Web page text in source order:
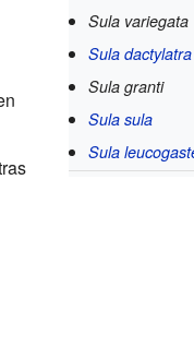
Sula variegata
Sula dactylatra
Sula granti
Sula sula
Sula